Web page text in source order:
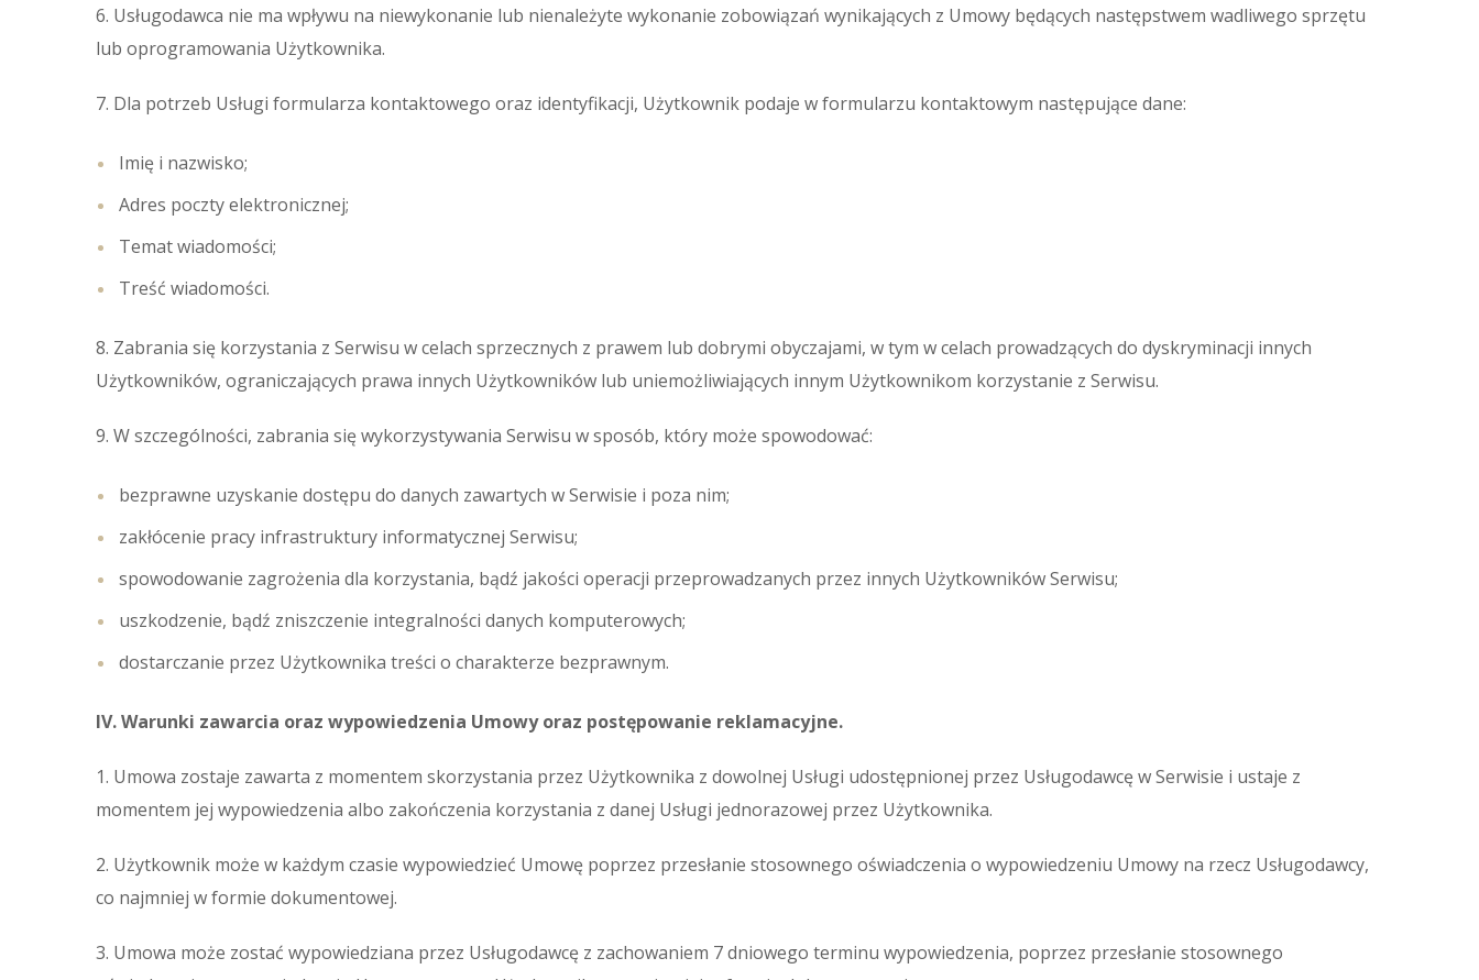
6. Usługodawca nie ma wpływu na niewykonanie lub nienależyte wykonanie zobowiązań wynikających z Umowy będących następstwem wadliwego sprzętu
lub oprogramowania Użytkownika.
7. Dla potrzeb Usługi formularza kontaktowego oraz identyfikacji, Użytkownik podaje w formularzu kontaktowym następujące dane:
Imię i nazwisko;
Adres poczty elektronicznej;
Temat wiadomości;
Treść wiadomości.
8. Zabrania się korzystania z Serwisu w celach sprzecznych z prawem lub dobrymi obyczajami, w tym w celach prowadzących do dyskryminacji innych
Użytkowników, ograniczających prawa innych Użytkowników lub uniemożliwiających innym Użytkownikom korzystanie z Serwisu.
9. W szczególności, zabrania się wykorzystywania Serwisu w sposób, który może spowodować:
bezprawne uzyskanie dostępu do danych zawartych w Serwisie i poza nim;
zakłócenie pracy infrastruktury informatycznej Serwisu;
spowodowanie zagrożenia dla korzystania, bądź jakości operacji przeprowadzanych przez innych Użytkowników Serwisu;
uszkodzenie, bądź zniszczenie integralności danych komputerowych;
dostarczanie przez Użytkownika treści o charakterze bezprawnym.
IV. Warunki zawarcia oraz wypowiedzenia Umowy oraz postępowanie reklamacyjne.
1. Umowa zostaje zawarta z momentem skorzystania przez Użytkownika z dowolnej Usługi udostępnionej przez Usługodawcę w Serwisie i ustaje z
momentem jej wypowiedzenia albo zakończenia korzystania z danej Usługi jednorazowej przez Użytkownika.
2. Użytkownik może w każdym czasie wypowiedzieć Umowę poprzez przesłanie stosownego oświadczenia o wypowiedzeniu Umowy na rzecz Usługodawcy,
co najmniej w formie dokumentowej.
3. Umowa może zostać wypowiedziana przez Usługodawcę z zachowaniem 7 dniowego terminu wypowiedzenia, poprzez przesłanie stosownego